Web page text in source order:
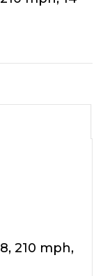
210 mph,